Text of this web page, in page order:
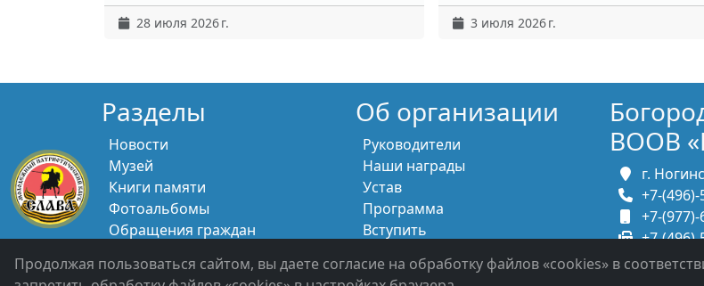
28 июля 2026 г. 3 июля 2026 г.
Разделы
Новости
Музей
Книги памяти
Фотоальбомы
Обращения граждан
семьям
Об организации
Руководители
Наши награды
Устав
Программа
Вступить
ВООВ
г.
+7-
+7-
+7-(496)-
Продолжая пользоваться сайтом, вы даете согласие на обработку файлов «cookies» в